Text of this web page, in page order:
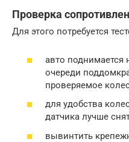
Проверка
Для этого потребуется
авто поднимается
очереди
проверяемое
для удобства
датчика лучше
вывинтить